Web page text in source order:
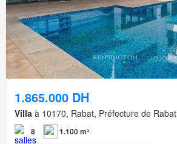
1.865.000 DH
Villa à 10170, Rabat, Préfecture de Rabat
8 1.100 m²